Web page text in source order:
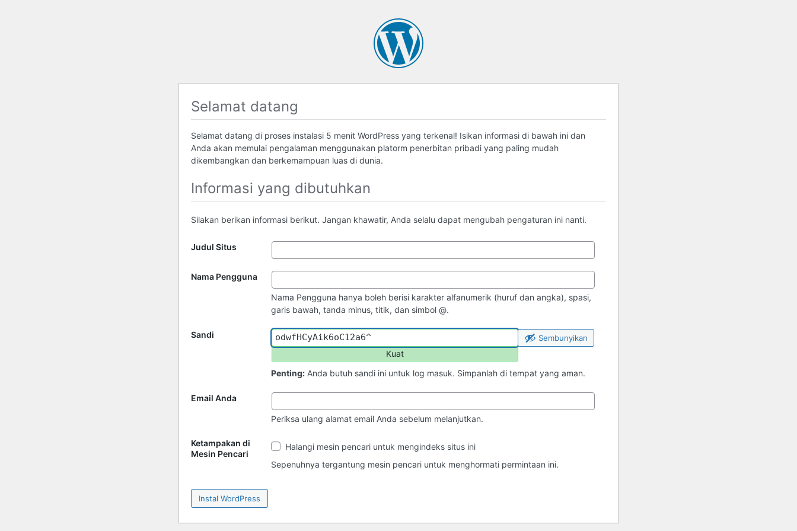
Selamat datang
Selamat datang di proses instalasi 5 menit WordPress yang terkenal! Isikan informasi di bawah ini dan
Anda akan memulai pengalaman menggunakan platorm penerbitan pribadi yang paling mudah
dikembangkan dan berkemampuan luas di dunia.
Informasi yang dibutuhkan
Silakan berikan informasi berikut. Jangan khawatir, Anda selalu dapat mengubah pengaturan ini nanti.
Judul Situs
Nama Pengguna
Nama Pengguna hanya boleh berisi karakter alfanumerik (huruf dan angka), spasi,
garis bawah, tanda minus, titik, dan simbol @.
Sandi
Kuat
Sembunyikan
Penting: Anda butuh sandi ini untuk log masuk. Simpanlah di tempat yang aman.
Email Anda
Periksa ulang alamat email Anda sebelum melanjutkan.
Ketampakan di
Mesin Pencari
Ketampakan
di
Mesin
Halangi mesin pencari untuk mengindeks situs ini
Sepenuhnya tergantung mesin pencari untuk menghormati permintaan ini.